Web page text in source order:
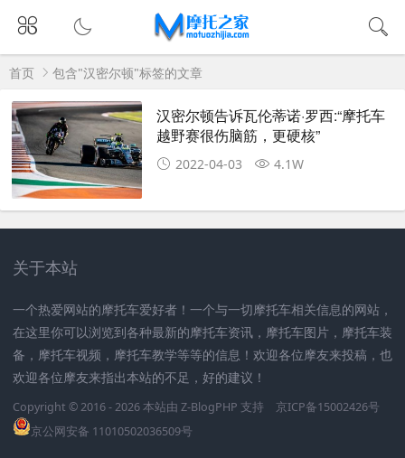
首页 包含"汉密尔顿"标签的文章
汉密尔顿告诉瓦伦蒂诺·罗西:“摩托车
越野赛很伤脑筋，更硬核”
2022-04-03 4.1W
关于本站
一个热爱网站的摩托车爱好者！一个与一切摩托车相关信息的网站，
在这里你可以浏览到各种最新的摩托车资讯，摩托车图片，摩托车装
备，摩托车视频，摩托车教学等等的信息！欢迎各位摩友来投稿，也
欢迎各位摩友来指出本站的不足，好的建议！
Copyright © 2016 - 2026 本站由 Z-BlogPHP 支持
京ICP备15002426号
京公网安备 11010502036509号